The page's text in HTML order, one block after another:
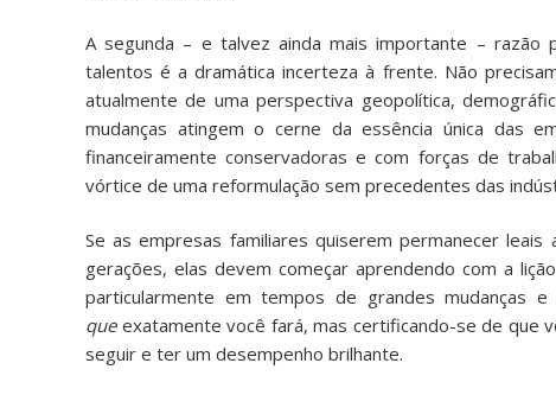
A segunda – e talvez ainda mais importante – razão
talentos é a dramática incerteza à frente. Não
atualmente de uma perspectiva geopolítica,
mudanças atingem o cerne da essência única das
financeiramente conservadoras e com forças de
vórtice de uma reformulação sem precedentes das
Se as empresas familiares quiserem permanecer
gerações, elas devem começar aprendendo com a
particularmente em tempos de grandes mudanças
queexatamente você fará, mas certificando-se de que
seguir e ter um desempenho brilhante.